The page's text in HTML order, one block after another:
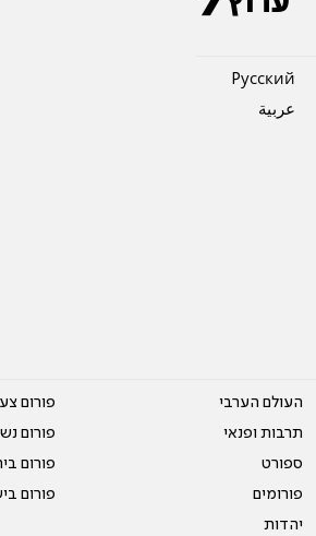
Pусский
عربية
העולם הערבי
תרבות ופנאי
ספורט
פורומים
יהדות
פורום
פורום
פורום
פורום